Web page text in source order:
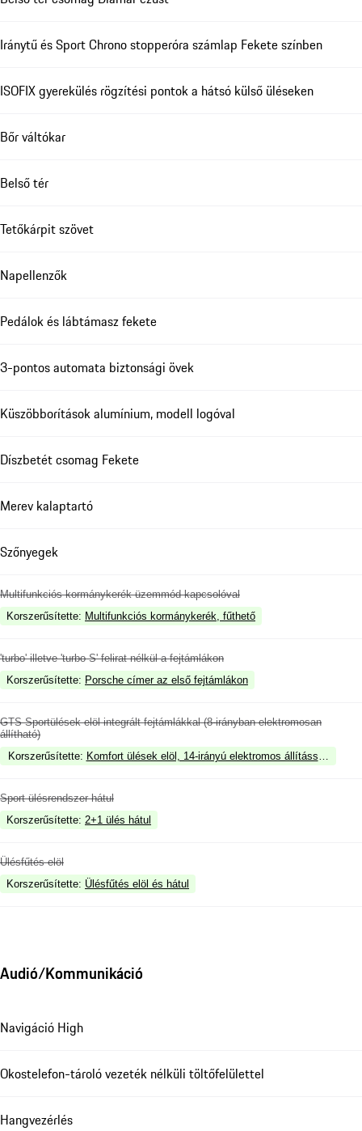
Iránytű és Sport Chrono stopperóra számlap Fekete színben
ISOFIX gyerekülés rögzítési pontok a hátsó külső üléseken
Bőr váltókar
Belső tér
Tetőkárpit szövet
Napellenzők
Pedálok és lábtámasz fekete
3-pontos automata biztonsági övek
Küszöbborítások alumínium, modell logóval
Díszbetét csomag Fekete
Merev kalaptartó
Szőnyegek
Multifunkciós kormánykerék üzemmód kapcsolóval
Korszerűsítette: Multifunkciós kormánykerék, fűthető
'turbo' illetve 'turbo S' felirat nélkül a fejtámlákon
Korszerűsítette: Porsche címer az első fejtámlákon
GTS Sportülések elöl integrált fejtámlákkal (8-irányban elektromosan
állítható)
Korszerűsítette: Komfort ülések elöl, 14-irányú elektromos állítással,
Sport ülésrendszer hátul
Korszerűsítette: 2+1 ülés hátul
Ülésfűtés elöl
Korszerűsítette: Ülésfűtés elöl és hátul
Audió/Kommunikáció
Navigáció High
Okostelefon-tároló vezeték nélküli töltőfelülettel
Hangvezérlés